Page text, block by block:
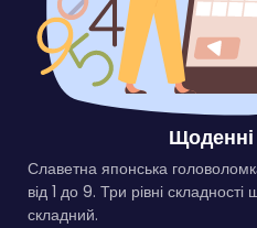
Щоденні
Славетна японська
від 1 до 9. Три рівні
складний.